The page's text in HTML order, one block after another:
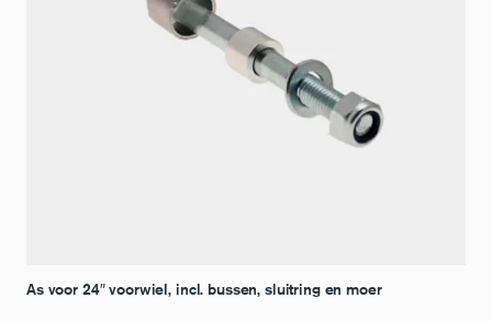
As voor 24″ voorwiel, incl. bussen, sluitring en moer